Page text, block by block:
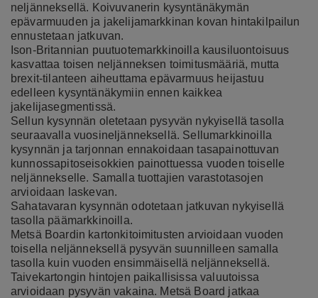
neljänneksellä. Koivuvanerin kysyntänäkymän
epävarmuuden ja jakelijamarkkinan kovan hintakilpailun
ennustetaan jatkuvan.
Ison-Britannian puutuotemarkkinoilla kausiluontoisuus
kasvattaa toisen neljänneksen toimitusmääriä, mutta
brexit-tilanteen aiheuttama epävarmuus heijastuu
edelleen kysyntänäkymiin ennen kaikkea
jakelijasegmentissä.
Sellun kysynnän oletetaan pysyvän nykyisellä tasolla
seuraavalla vuosineljänneksellä. Sellumarkkinoilla
kysynnän ja tarjonnan ennakoidaan tasapainottuvan
kunnossapitoseisokkien painottuessa vuoden toiselle
neljännekselle. Samalla tuottajien varastotasojen
arvioidaan laskevan.
Sahatavaran kysynnän odotetaan jatkuvan nykyisellä
tasolla päämarkkinoilla.
Metsä Boardin kartonkitoimitusten arvioidaan vuoden
toisella neljänneksellä pysyvän suunnilleen samalla
tasolla kuin vuoden ensimmäisellä neljänneksellä.
Taivekartongin hintojen paikallisissa valuutoissa
arvioidaan pysyvän vakaina. Metsä Board jatkaa